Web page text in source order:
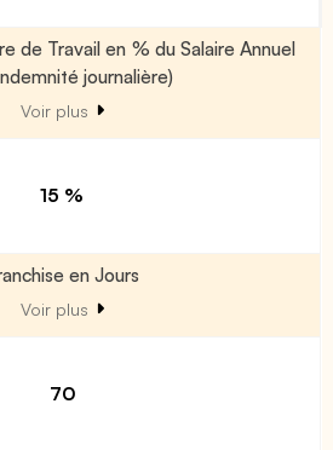
de Travail en % du Salaire Annuel
journalière)
Voir plus
15 %
en Jours
Voir plus
70